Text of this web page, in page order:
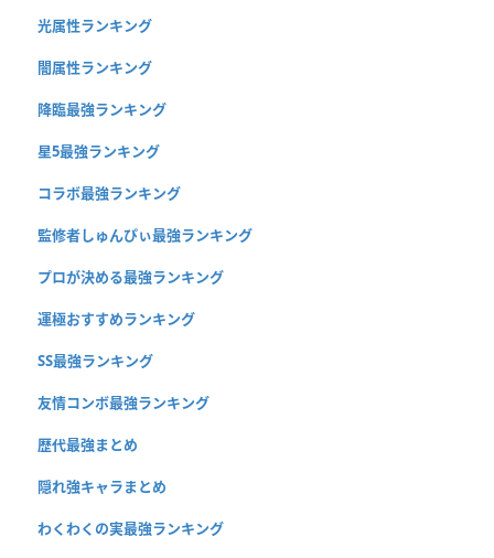
光属性ランキング
闇属性ランキング
降臨最強ランキング
星5最強ランキング
コラボ最強ランキング
監修者しゅんぴぃ最強ランキング
プロが決める最強ランキング
運極おすすめランキング
SS最強ランキング
友情コンボ最強ランキング
歴代最強まとめ
隠れ強キャラまとめ
わくわくの実最強ランキング